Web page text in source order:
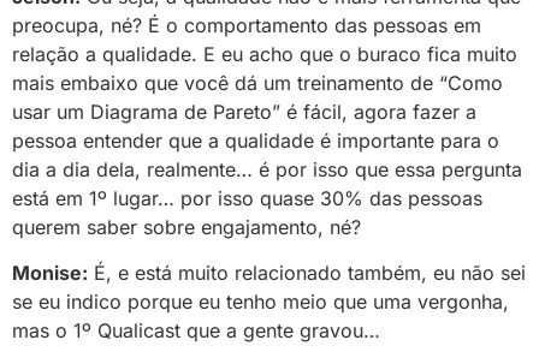
preocupa, né? É o comportamento das pessoas em
relação a qualidade. E eu acho que o buraco fica muito
mais embaixo que você dá um treinamento de “Como
usar um Diagrama de Pareto” é fácil, agora fazer a
pessoa entender que a qualidade é importante para o
dia a dia dela, realmente… é por isso que essa pergunta
está em 1º lugar… por isso quase 30% das pessoas
querem saber sobre engajamento, né?
Monise: É, e está muito relacionado também, eu não sei
se eu indico porque eu tenho meio que uma vergonha,
mas o 1º Qualicast que a gente gravou…